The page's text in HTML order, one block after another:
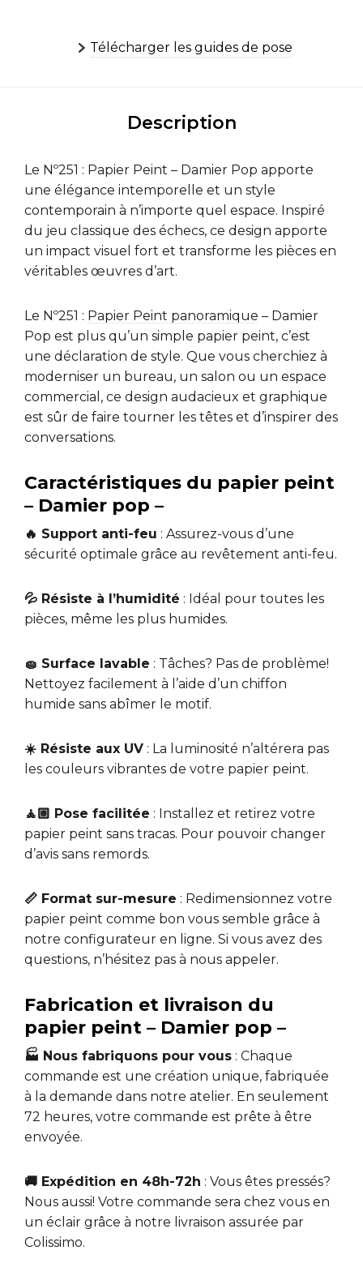
Télécharger les guides de pose
Description
Le Nº251 : Papier Peint – Damier Pop apporte
une élégance intemporelle et un style
contemporain à n’importe quel espace. Inspiré
du jeu classique des échecs, ce design apporte
un impact visuel fort et transforme les pièces en
véritables œuvres d’art.
Le Nº251 : Papier Peint panoramique – Damier
Pop est plus qu’un simple papier peint, c’est
une déclaration de style. Que vous cherchiez à
moderniser un bureau, un salon ou un espace
commercial, ce design audacieux et graphique
est sûr de faire tourner les têtes et d’inspirer des
conversations.
Caractéristiques du papier peint
– Damier pop –
🔥 Support anti-feu : Assurez-vous d’une
sécurité optimale grâce au revêtement anti-feu.
💦 Résiste à l’humidité : Idéal pour toutes les
pièces, même les plus humides.
🧽 Surface lavable : Tâches? Pas de problème!
Nettoyez facilement à l’aide d’un chiffon
humide sans abîmer le motif.
☀️ Résiste aux UV : La luminosité n’altérera pas
les couleurs vibrantes de votre papier peint.
🧘🏼 Pose facilitée : Installez et retirez votre
papier peint sans tracas. Pour pouvoir changer
d’avis sans remords.
📏 Format sur-mesure : Redimensionnez votre
papier peint comme bon vous semble grâce à
notre configurateur en ligne. Si vous avez des
questions, n’hésitez pas à nous appeler.
Fabrication et livraison du
papier peint – Damier pop –
🏭 Nous fabriquons pour vous : Chaque
commande est une création unique, fabriquée
à la demande dans notre atelier. En seulement
72 heures, votre commande est prête à être
envoyée.
🚚 Expédition en 48h-72h : Vous êtes pressés?
Nous aussi! Votre commande sera chez vous en
un éclair grâce à notre livraison assurée par
Colissimo.